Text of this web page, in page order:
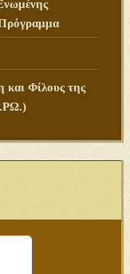
και Φίλους της